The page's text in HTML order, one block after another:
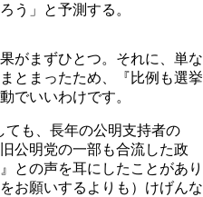
う」と予測する。
がまずひとつ。それに、単な
とまったため、『比例も選挙
でいいわけです。
も、長年の公明支持者の
公明党の一部も合流した政
との声を耳にしたことがあり
お願いするよりも）けげんな